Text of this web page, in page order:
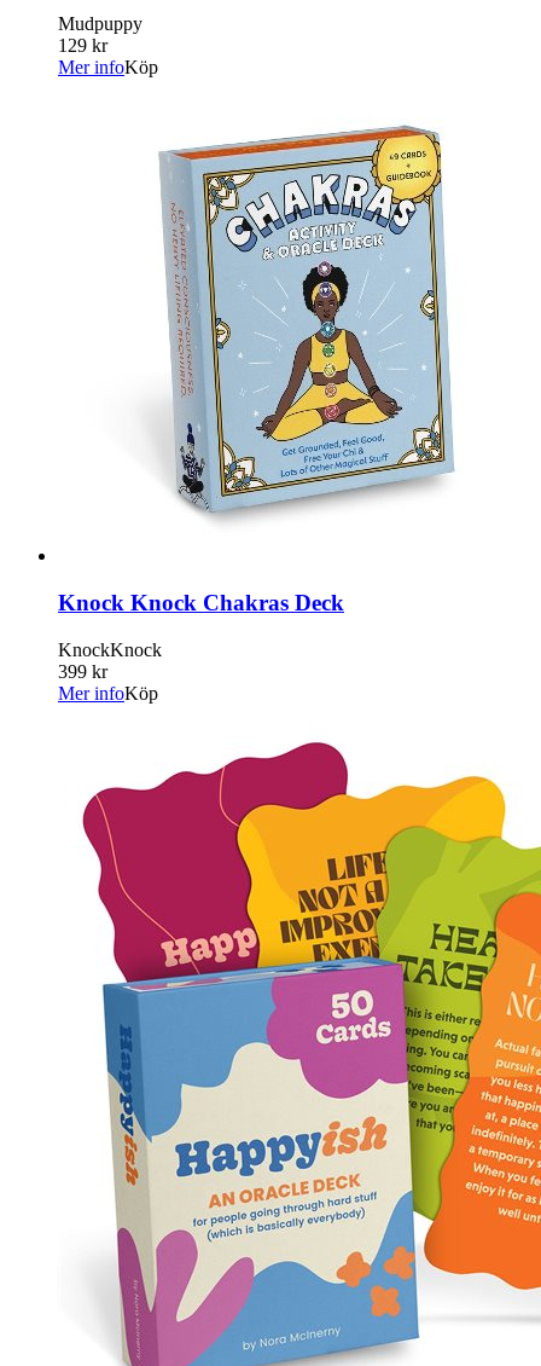
Mudpuppy
129 kr
Mer infoKöp
Knock Knock Chakras Deck
KnockKnock
399 kr
Mer infoKöp